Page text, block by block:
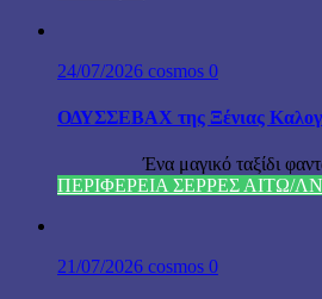
24/07/2026 cosmos 0
ΟΔΥΣΣΕΒΑΧ της Ξένιας
Ένα μαγικό ταξίδι
ΠΕΡΙΦΕΡΕΙΑ ΣΕΡΡΕΣ ΑΙΤΩ/
21/07/2026 cosmos 0